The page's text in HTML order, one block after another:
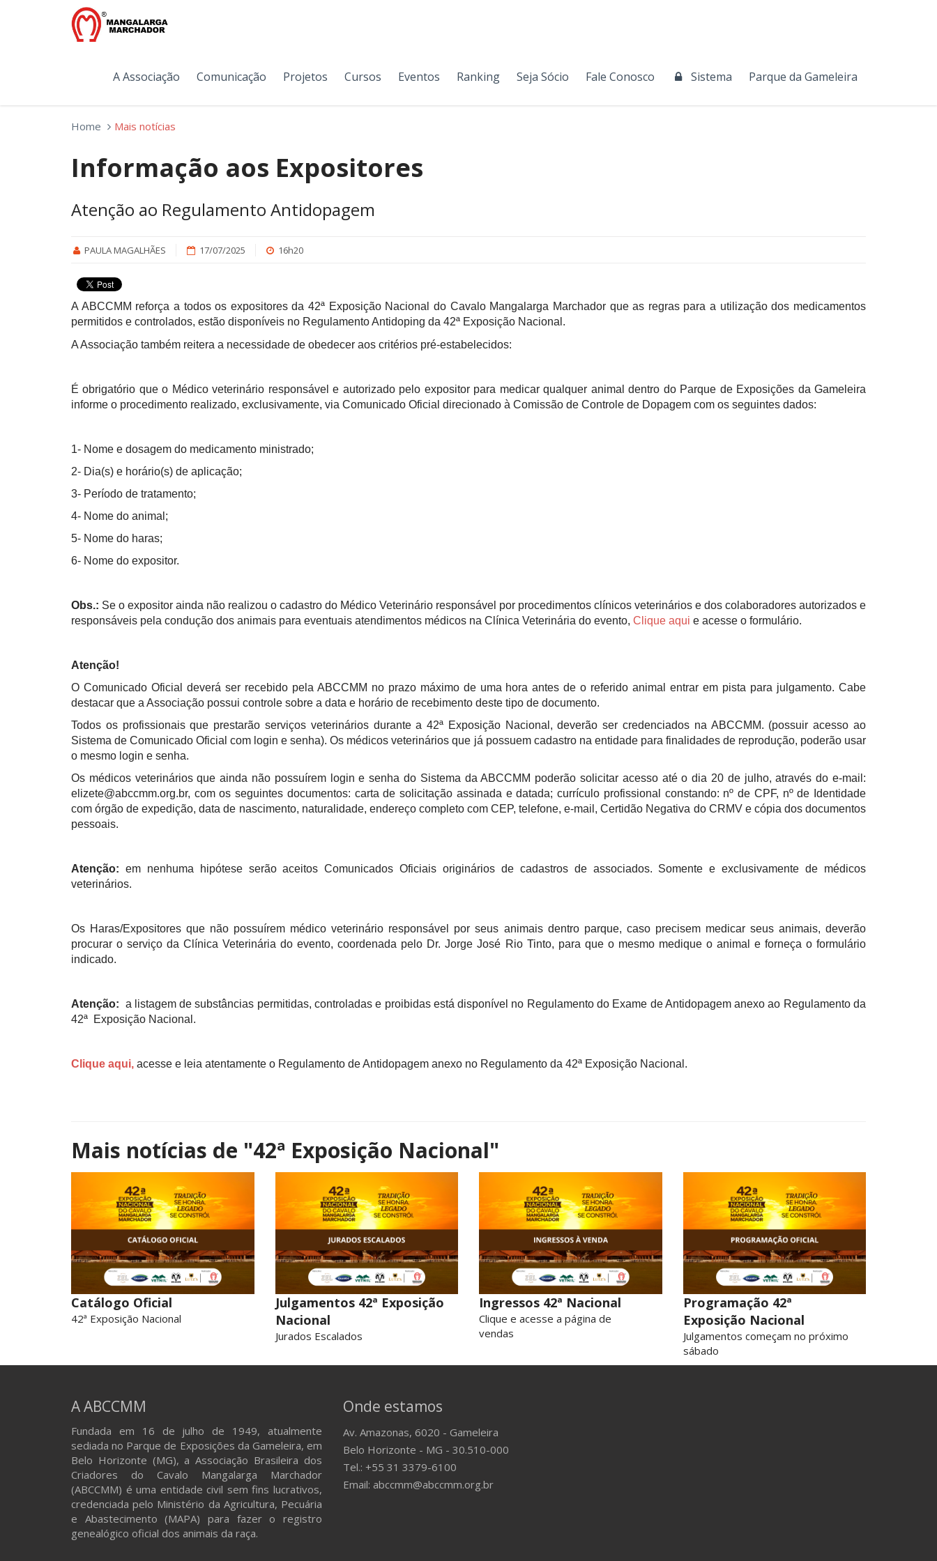
A Associação Comunicação Projetos Cursos Eventos Ranking Seja Sócio Fale Conosco Sistema Parque da Gameleira
Home Mais notícias
Informação aos Expositores
Atenção ao Regulamento Antidopagem
PAULA MAGALHÃES 17/07/2025 16h20
A ABCCMM reforça a todos os expositores da 42ª Exposição Nacional do Cavalo Mangalarga Marchador que as regras para a utilização dos medicamentos
permitidos e controlados, estão disponíveis no Regulamento Antidoping da 42ª Exposição Nacional.
A Associação também reitera a necessidade de obedecer aos critérios pré-estabelecidos:
É obrigatório que o Médico veterinário responsável e autorizado pelo expositor para medicar qualquer animal dentro do Parque de Exposições da Gameleira
informe o procedimento realizado, exclusivamente, via Comunicado Oficial direcionado à Comissão de Controle de Dopagem com os seguintes dados:
1- Nome e dosagem do medicamento ministrado;
2- Dia(s) e horário(s) de aplicação;
3- Período de tratamento;
4- Nome do animal;
5- Nome do haras;
6- Nome do expositor.
Obs.: Se o expositor ainda não realizou o cadastro do Médico Veterinário responsável por procedimentos clínicos veterinários e dos colaboradores autorizados e
responsáveis pela condução dos animais para eventuais atendimentos médicos na Clínica Veterinária do evento, Clique aqui e acesse o formulário.
Atenção!
O Comunicado Oficial deverá ser recebido pela ABCCMM no prazo máximo de uma hora antes de o referido animal entrar em pista para julgamento. Cabe
destacar que a Associação possui controle sobre a data e horário de recebimento deste tipo de documento.
Todos os profissionais que prestarão serviços veterinários durante a 42ª Exposição Nacional, deverão ser credenciados na ABCCMM. (possuir acesso ao
Sistema de Comunicado Oficial com login e senha). Os médicos veterinários que já possuem cadastro na entidade para finalidades de reprodução, poderão usar
o mesmo login e senha.
Os médicos veterinários que ainda não possuírem login e senha do Sistema da ABCCMM poderão solicitar acesso até o dia 20 de julho, através do e-mail:
elizete@abccmm.org.br, com os seguintes documentos: carta de solicitação assinada e datada; currículo profissional constando: nº de CPF, nº de Identidade
com órgão de expedição, data de nascimento, naturalidade, endereço completo com CEP, telefone, e-mail, Certidão Negativa do CRMV e cópia dos documentos
pessoais.
Atenção: em nenhuma hipótese serão aceitos Comunicados Oficiais originários de cadastros de associados. Somente e exclusivamente de médicos
veterinários.
Os Haras/Expositores que não possuírem médico veterinário responsável por seus animais dentro parque, caso precisem medicar seus animais, deverão
procurar o serviço da Clínica Veterinária do evento, coordenada pelo Dr. Jorge José Rio Tinto, para que o mesmo medique o animal e forneça o formulário
indicado.
Atenção: a listagem de substâncias permitidas, controladas e proibidas está disponível no Regulamento do Exame de Antidopagem anexo ao Regulamento da
42ª Exposição Nacional.
Clique aqui, acesse e leia atentamente o Regulamento de Antidopagem anexo no Regulamento da 42ª Exposição Nacional.
Mais notícias de "42ª Exposição Nacional"
Catálogo Oficial
42ª Exposição Nacional
Julgamentos 42ª Exposição
Nacional
Jurados Escalados
Ingressos 42ª Nacional
Clique e acesse a página de
vendas
Programação 42ª
Exposição Nacional
Julgamentos começam no próximo
sábado
A ABCCMM
Fundada em 16 de julho de 1949, atualmente
sediada no Parque de Exposições da Gameleira, em
Belo Horizonte (MG), a Associação Brasileira dos
Criadores do Cavalo Mangalarga Marchador
(ABCCMM) é uma entidade civil sem fins lucrativos,
credenciada pelo Ministério da Agricultura, Pecuária
e Abastecimento (MAPA) para fazer o registro
genealógico oficial dos animais da raça.
Onde estamos
Av. Amazonas, 6020 - Gameleira
Belo Horizonte - MG - 30.510-000
Tel.: +55 31 3379-6100
Email: abccmm@abccmm.org.br